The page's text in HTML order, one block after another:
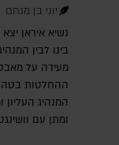
יוני בן מנחם
נשיא איראן
בינו לבין
מעידה על
ההחלטות
המנהיג
ומתן עם